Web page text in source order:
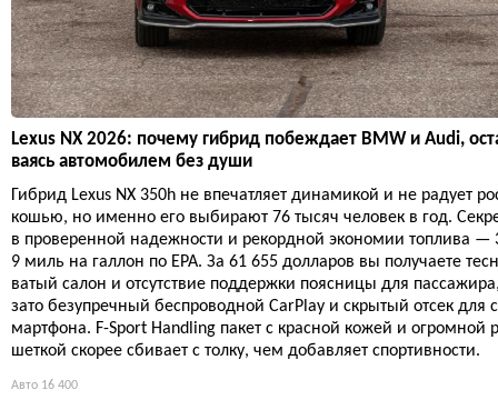
Lexus NX 2026: почему гибрид побеждает BMW и Audi,
ваясь автомобилем без души
Гибрид Lexus NX 350h не впечатляет динамикой и не радует
кошью, но именно его выбирают 76 тысяч человек в год.
в проверенной надежности и рекордной экономии топлива —
9 миль на галлон по EPA. За 61 655 долларов вы получаете
ватый салон и отсутствие поддержки поясницы для
зато безупречный беспроводной CarPlay и скрытый отсек для с
мартфона. F-Sport Handling пакет с красной кожей и огромной
шеткой скорее сбивает с толку, чем добавляет спортивности.
Авто 16 400